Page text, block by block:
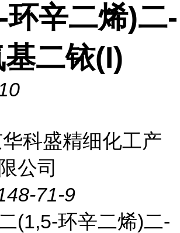
环辛二烯)二-
二铱(I)
科盛精细化工产
公司
71-9
(1,5-环辛二烯)二-